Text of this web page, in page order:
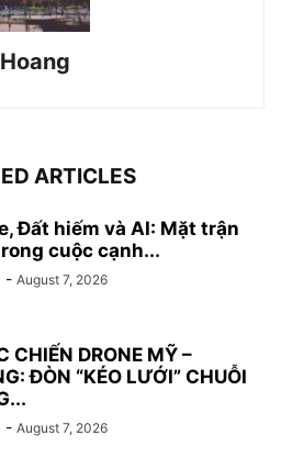
Hoang
ARTICLES
Đất hiếm và AI: Mặt trận
cuộc cạnh...
- August 7, 2026
CHIẾN DRONE MỸ –
ĐÒN “KÉO LƯỚI” CHUỖI
- August 7, 2026